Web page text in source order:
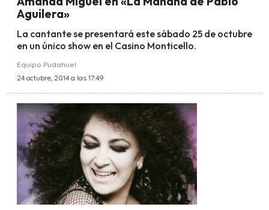
Aguilera»
La cantante se presentará este sábado 25 de octubre
en un único show en el Casino Monticello.
Equipo Pudahuel
24 octubre, 2014 a las 17:49